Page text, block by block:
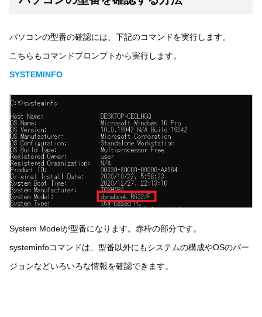
パソコンの型番の確認には、下記のコマンドを実行します。
こちらもコマンドプロンプトから実行します。
SYSTEMINFO
System Modelが型番になります。赤枠の部分です。
systeminfoコマンドは、型番以外にもシステムの構成やOSのバー
ジョンなどいろいろな情報を確認できます。